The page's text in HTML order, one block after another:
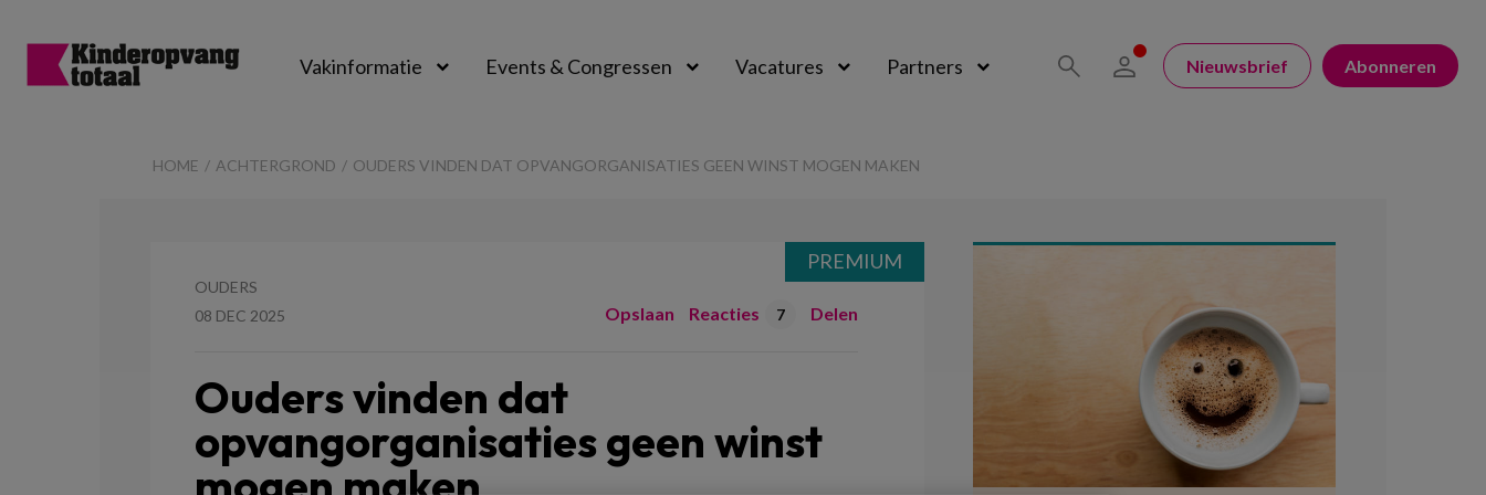
Vakinformatie Events & Congressen Vacatures Partners Nieuwsbrief Abonneren
HOME ACHTERGROND OUDERS VINDEN DAT OPVANGORGANISATIES GEEN WINST MOGEN MAKEN
OUDERS
08 DEC 2025
Opslaan Reacties 7 Delen
Ouders vinden dat
opvangorganisaties geen winst
PREMIUM